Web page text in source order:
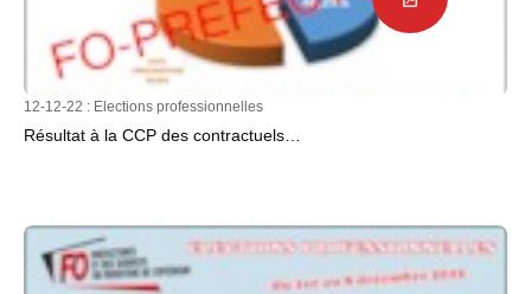
12-12-22 : Elections professionnelles
Résultat à la CCP des contractuels…